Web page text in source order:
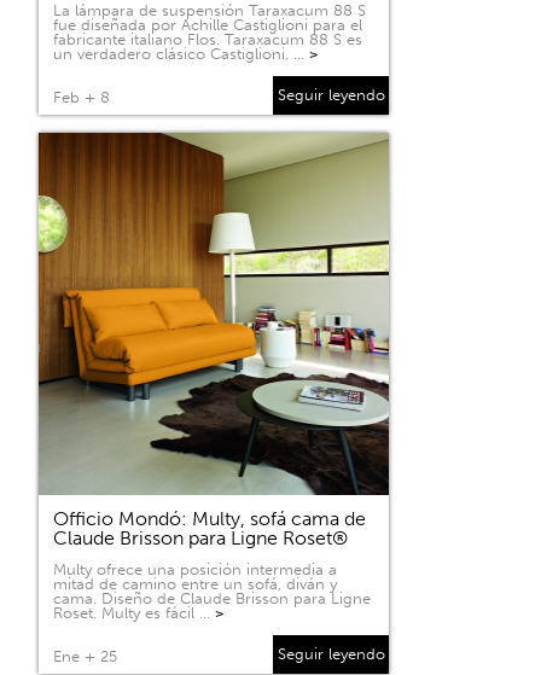
La lámpara de suspensión Taraxacum 88 S
fue diseñada por Achille Castiglioni para el
fabricante italiano Flos. Taraxacum 88 S es
un verdadero clásico Castiglioni, … >
Feb + 8 Seguir leyendo
Officio Mondó: Multy, sofá cama de
Claude Brisson para Ligne Roset®
Multy ofrece una posición intermedia a
mitad de camino entre un sofá, diván y
cama. Diseño de Claude Brisson para Ligne
Roset. Multy es fácil … >
Ene + 25 Seguir leyendo